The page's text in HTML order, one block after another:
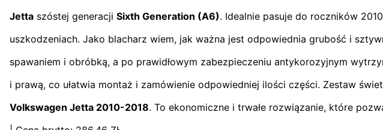
Jetta szóstej generacji Sixth Generation (A6). Idealnie pasuje do roczników
uszkodzeniach. Jako blacharz wiem, jak ważna jest odpowiednia grubość i
spawaniem i obróbką, a po prawidłowym zabezpieczeniu antykorozyjnym
i prawą, co ułatwia montaż i zamówienie odpowiedniej ilości części. Zestaw
Volkswagen Jetta 2010-2018. To ekonomiczne i trwałe rozwiązanie, które